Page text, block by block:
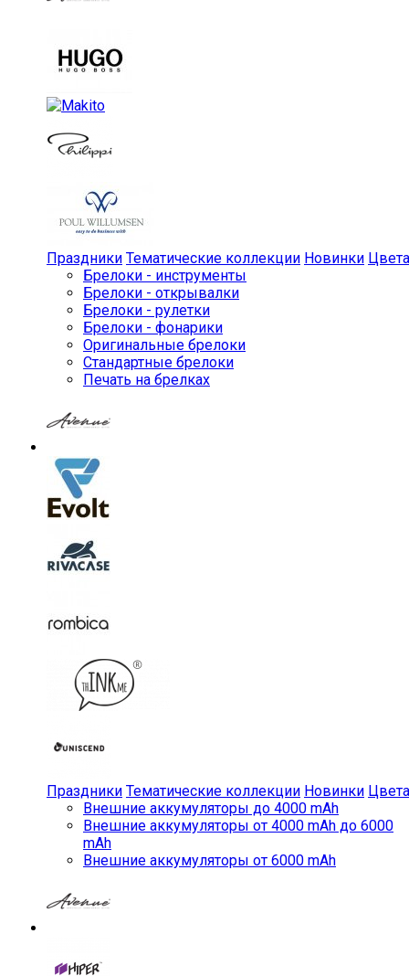
Праздники Тематические коллекции Новинки Цвета
Брелоки - инструменты
Брелоки - открывалки
Брелоки - рулетки
Брелоки - фонарики
Оригинальные брелоки
Стандартные брелоки
Печать на брелках
Праздники Тематические коллекции Новинки Цвета
Внешние аккумуляторы до 4000 mAh
Внешние аккумуляторы от 4000 mAh до 6000
mAh
Внешние аккумуляторы от 6000 mAh